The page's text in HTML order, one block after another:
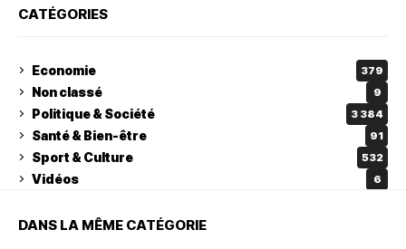
CATÉGORIES
Economie 379
Non classé 9
Politique & Société 3 384
Santé & Bien-être 91
Sport & Culture 532
Vidéos 6
DANS LA MÊME CATÉGORIE